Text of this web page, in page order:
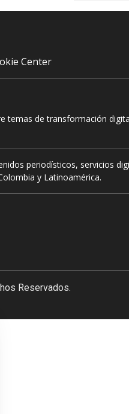
Center
de transformación
periodísticos, servicios
y Latinoamérica.
Reservados.